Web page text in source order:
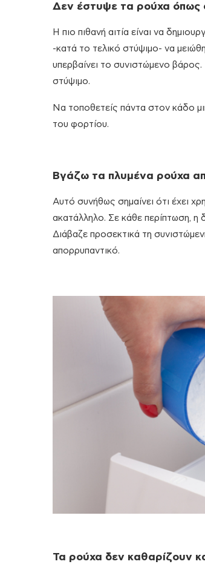
Δεν έστυψε τα ρούχα όπως
Η πιο πιθανή αιτία είναι να
-κατά το τελικό στύψιμο- να
υπερβαίνει το συνιστώμενο
στύψιμο.
Να τοποθετείς πάντα στον κάδο
του φορτίου.
Βγάζω τα πλυμένα ρούχα
Αυτό συνήθως σημαίνει ότι έχει
ακατάλληλο. Σε κάθε περίπτωση, η
Διάβαζε προσεκτικά τη
απορρυπαντικό.
Τα ρούχα δεν καθαρίζουν